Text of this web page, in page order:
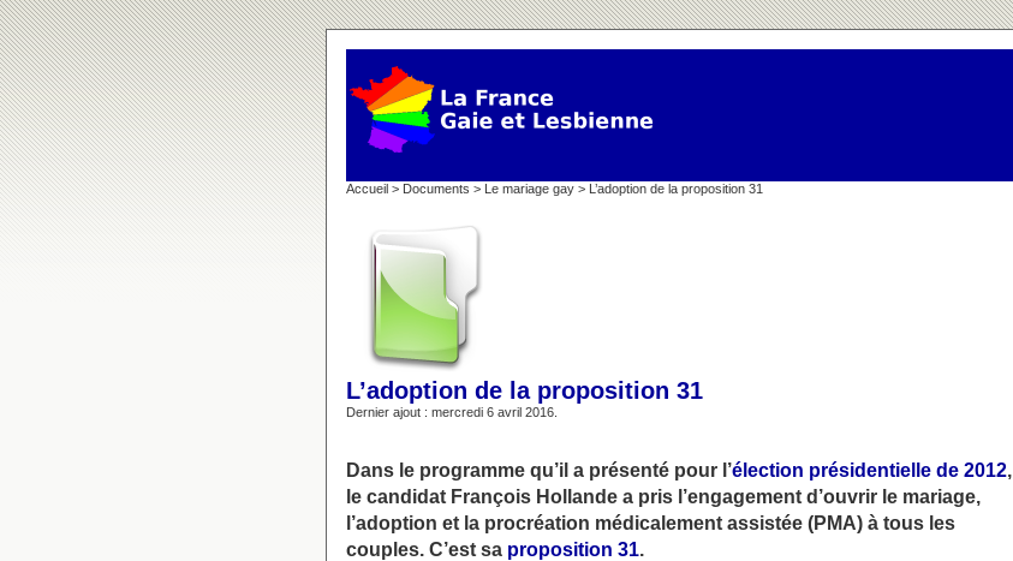
Accueil > Documents > Le mariage gay > L’adoption de la proposition 31
L’adoption de la proposition 31
Dernier ajout : mercredi 6 avril 2016.
Dans le programme qu’il a présenté pour l’élection présidentielle de 2012,
le candidat François Hollande a pris l’engagement d’ouvrir le mariage,
l’adoption et la procréation médicalement assistée (PMA) à tous les
couples. C’est sa proposition 31.